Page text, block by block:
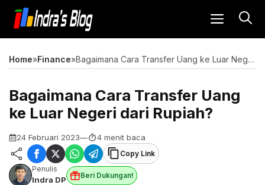
Langsung
isi
MENU
Home»Finance» Bagaimana Cara Transfer Uang ke Luar Negeri dari Rupiah?
Bagaimana Cara Transfer Uang
ke Luar Negeri dari Rupiah?
24 Februari 2023— 4 menit baca
Copy Link
Penulis
Indra DP Beri Dukungan!